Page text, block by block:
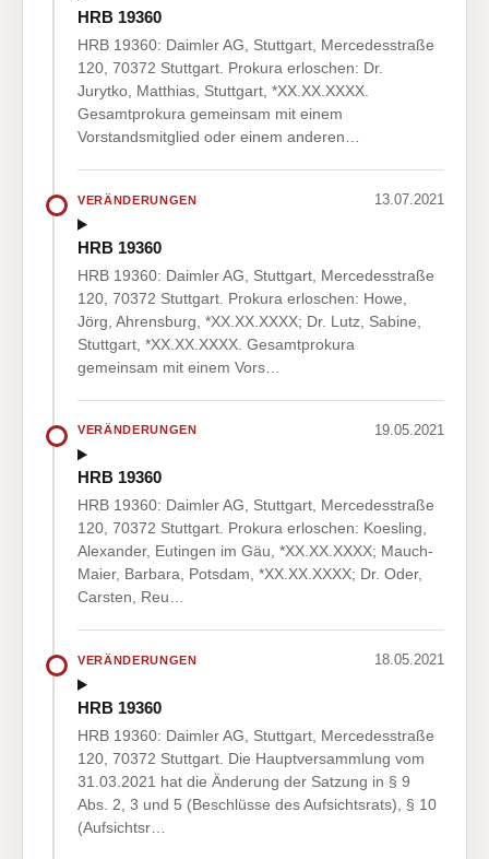
HRB 19360
HRB 19360: Daimler AG, Stuttgart, Mercedesstraße
120, 70372 Stuttgart. Prokura erloschen: Dr.
Jurytko, Matthias, Stuttgart, *XX.XX.XXXX.
Gesamtprokura gemeinsam mit einem
Vorstandsmitglied oder einem anderen…
VERÄNDERUNGEN 13.07.2021
HRB 19360
HRB 19360: Daimler AG, Stuttgart, Mercedesstraße
120, 70372 Stuttgart. Prokura erloschen: Howe,
Jörg, Ahrensburg, *XX.XX.XXXX; Dr. Lutz, Sabine,
Stuttgart, *XX.XX.XXXX. Gesamtprokura
gemeinsam mit einem Vors…
VERÄNDERUNGEN 19.05.2021
HRB 19360
HRB 19360: Daimler AG, Stuttgart, Mercedesstraße
120, 70372 Stuttgart. Prokura erloschen: Koesling,
Alexander, Eutingen im Gäu, *XX.XX.XXXX; Mauch-
Maier, Barbara, Potsdam, *XX.XX.XXXX; Dr. Oder,
Carsten, Reu…
VERÄNDERUNGEN 18.05.2021
HRB 19360
HRB 19360: Daimler AG, Stuttgart, Mercedesstraße
120, 70372 Stuttgart. Die Hauptversammlung vom
31.03.2021 hat die Änderung der Satzung in § 9
Abs. 2, 3 und 5 (Beschlüsse des Aufsichtsrats), § 10
(Aufsichtsr…